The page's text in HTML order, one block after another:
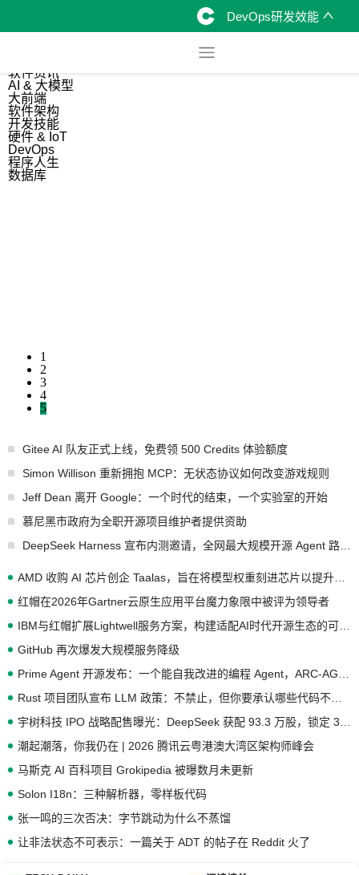
DevOps研发效能
软件资讯
AI & 大模型
大前端
软件架构
开发技能
硬件 & IoT
DevOps
程序人生
数据库
1
2
3
4
5
Gitee AI 队友正式上线，免费领 500 Credits 体验额度
Simon Willison 重新拥抱 MCP：无状态协议如何改变游戏规则
Jeff Dean 离开 Google：一个时代的结束，一个实验室的开始
慕尼黑市政府为全职开源项目维护者提供资助
红帽在2026年Gartner云原生应用平台魔力象限中被评为领导者
GitHub 再次爆发大规模服务降级
潮起潮落，你我仍在 | 2026 腾讯云粤港澳大湾区架构师峰会
马斯克 AI 百科项目 Grokipedia 被曝数月未更新
Solon I18n：三种解析器，零样板代码
张一鸣的三次否决：字节跳动为什么不蒸馏
让非法状态不可表示：一篇关于 ADT 的帖子在 Reddit 火了